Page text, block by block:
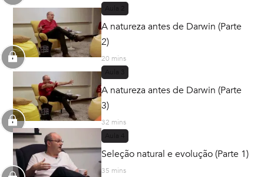
A natureza antes de Darwin (Parte
2)
20 mins
A natureza antes de Darwin (Parte
3)
32 mins
Seleção natural e evolução (Parte 1)
35 mins